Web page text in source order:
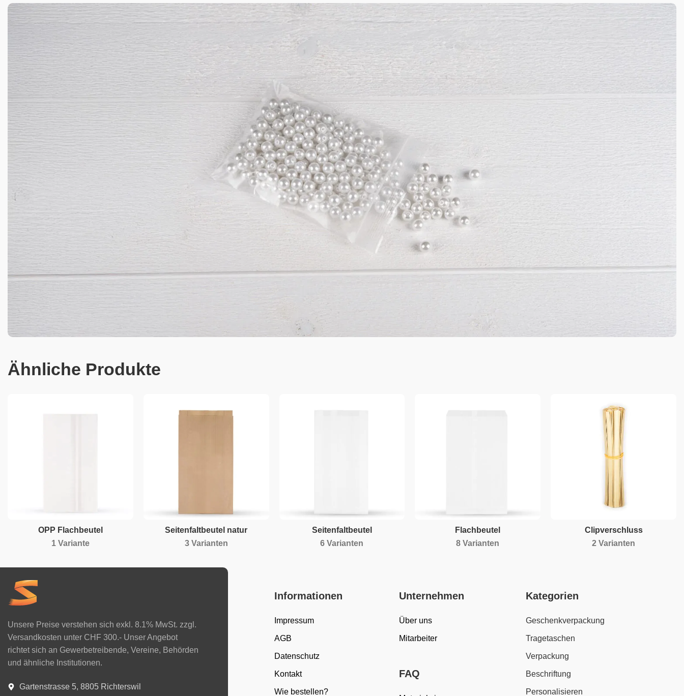
Ähnliche Produkte
OPP Flachbeutel
1 Variante
Seitenfaltbeutel natur
3 Varianten
Seitenfaltbeutel
6 Varianten
Flachbeutel
8 Varianten
Clipverschluss
2 Varianten
Unsere Preise verstehen sich exkl. 8.1% MwSt. zzgl.
Versandkosten unter CHF 300.- Unser Angebot
richtet sich an Gewerbetreibende, Vereine, Behörden
und ähnliche Institutionen.
Gartenstrasse 5, 8805 Richterswil
Informationen
Impressum
AGB
Datenschutz
Kontakt
Wie bestellen?
Unternehmen
Über uns
Mitarbeiter
FAQ
Kategorien
Geschenkverpackung
Tragetaschen
Verpackung
Beschriftung
Personalisieren